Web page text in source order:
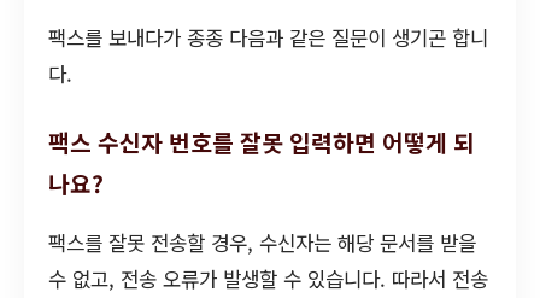
팩스를 보내다가 종종 다음과 같은 질문이 생기곤 합니
다.
팩스 수신자 번호를 잘못 입력하면 어떻게 되
나요?
팩스를 잘못 전송할 경우, 수신자는 해당 문서를 받을
수 없고, 전송 오류가 발생할 수 있습니다. 따라서 전송